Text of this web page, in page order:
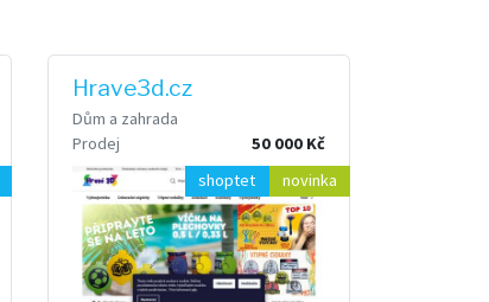
Hrave3d.cz
Dům a zahrada
Prodej
50 000 Kč
shoptet
novinka